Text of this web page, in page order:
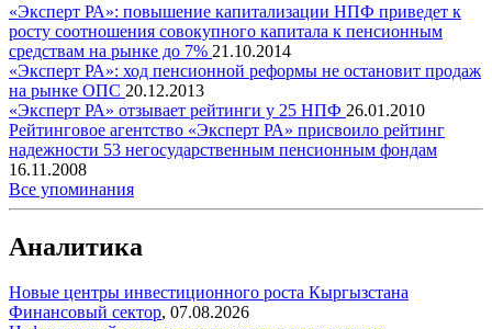
«Эксперт РА»: повышение капитализации НПФ приведет к
росту соотношения совокупного капитала к пенсионным
средствам на рынке до 7% 21.10.2014
«Эксперт РА»: ход пенсионной реформы не остановит продаж
на рынке ОПС 20.12.2013
«Эксперт РА» отзывает рейтинги у 25 НПФ 26.01.2010
Рейтинговое агентство «Эксперт РА» присвоило рейтинг
надежности 53 негосударственным пенсионным фондам
16.11.2008
Все упоминания
Аналитика
Новые центры инвестиционного роста Кыргызстана
Финансовый сектор, 07.08.2026